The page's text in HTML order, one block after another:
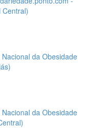
Central)
da Obesidade
da Obesidade